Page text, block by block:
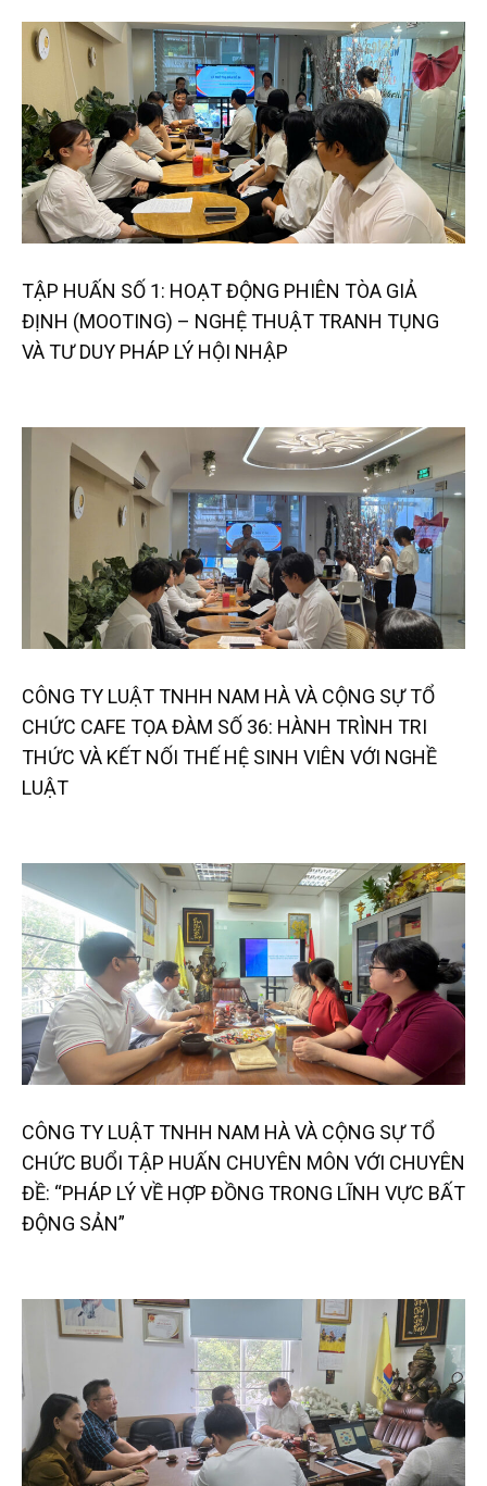
TẬP HUẤN SỐ 1: HOẠT ĐỘNG PHIÊN TÒA GIẢ
ĐỊNH (MOOTING) – NGHỆ THUẬT TRANH TỤNG
VÀ TƯ DUY PHÁP LÝ HỘI NHẬP
CÔNG TY LUẬT TNHH NAM HÀ VÀ CỘNG SỰ TỔ
CHỨC CAFE TỌA ĐÀM SỐ 36: HÀNH TRÌNH TRI
THỨC VÀ KẾT NỐI THẾ HỆ SINH VIÊN VỚI NGHỀ
LUẬT
CÔNG TY LUẬT TNHH NAM HÀ VÀ CỘNG SỰ TỔ
CHỨC BUỔI TẬP HUẤN CHUYÊN MÔN VỚI CHUYÊN
ĐỀ: “PHÁP LÝ VỀ HỢP ĐỒNG TRONG LĨNH VỰC BẤT
ĐỘNG SẢN”